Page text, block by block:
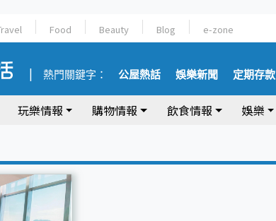
Food Beauty Blog e-zone
熱門關鍵字： 公屋熱話 娛樂新聞 定期存款
玩樂情報 購物情報 飲食情報 娛樂